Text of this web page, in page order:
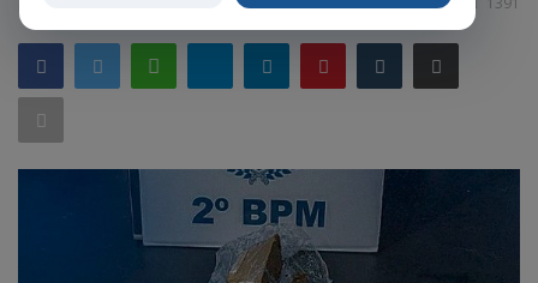
MUSICA
GERAL
SAÚDE
MEIO AMBIENTE